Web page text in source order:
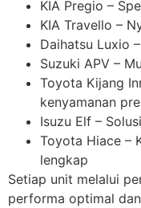
KIA Pregio –
KIA Travello –
Daihatsu Luxio
Suzuki APV –
Toyota Kijang
kenyamanan
Isuzu Elf –
Toyota Hiace –
lengkap
Setiap unit melalui
performa optimal